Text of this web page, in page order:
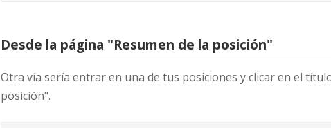
Desde la página "Resumen de la posición"
Otra vía sería entrar en una de tus posiciones y clicar en el
posición".